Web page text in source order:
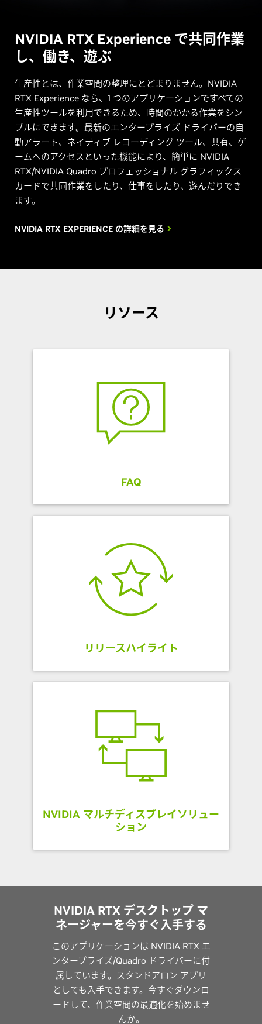
NVIDIA RTX Experience で共同作業
し、働き、遊ぶ
生産性とは、作業空間の整理にとどまりません。NVIDIA
RTX Experience なら、1 つのアプリケーションですべての
生産性ツールを利用できるため、時間のかかる作業をシン
プルにできます。最新のエンタープライズ ドライバーの自
動アラート、ネイティブ レコーディング ツール、共有、ゲ
ームへのアクセスといった機能により、簡単に NVIDIA
RTX/NVIDIA Quadro プロフェッショナル グラフィックス
カードで共同作業をしたり、仕事をしたり、遊んだりでき
ます。
NVIDIA RTX EXPERIENCE の詳細を見る
リソース
FAQ
リリースハイライト
NVIDIA マルチディスプレイソリュー
ション
NVIDIA RTX デスクトップ マ
ネージャーを今すぐ入手する
このアプリケーションは NVIDIA RTX エ
ンタープライズ/Quadro ドライバーに付
属しています。スタンドアロン アプリ
としても入手できます。今すぐダウンロ
ードして、作業空間の最適化を始めませ
んか。